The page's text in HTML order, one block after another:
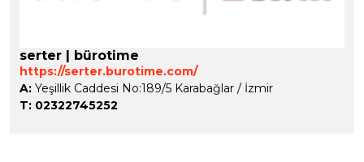
serter | bürotime
https://serter.burotime.com/
A: Yeşillik Caddesi No:189/5 Karabağlar / İzmir
T: 02322745252